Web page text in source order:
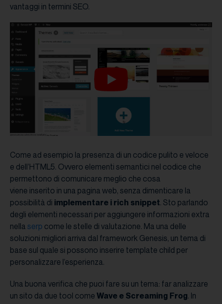
vantaggi in termini SEO.
Come ad esempio la presenza di un codice pulito e veloce
e dell’HTML5. Ovvero elementi semantici nel codice che
permettono di comunicare meglio che cosa
viene inserito in una pagina web, senza dimenticare la
possibilità di implementare i rich snippet. Sto parlando
degli elementi necessari per aggiungere informazioni extra
nella serp come le stelle di valutazione. Ma una delle
soluzioni migliori arriva dal framework Genesis, un tema di
base sul quale si possono inserire template child per
personalizzare l’esperienza.
Una buona verifica che puoi fare su un tema: far analizzare
un sito da due tool come Wave e Screaming Frog. In